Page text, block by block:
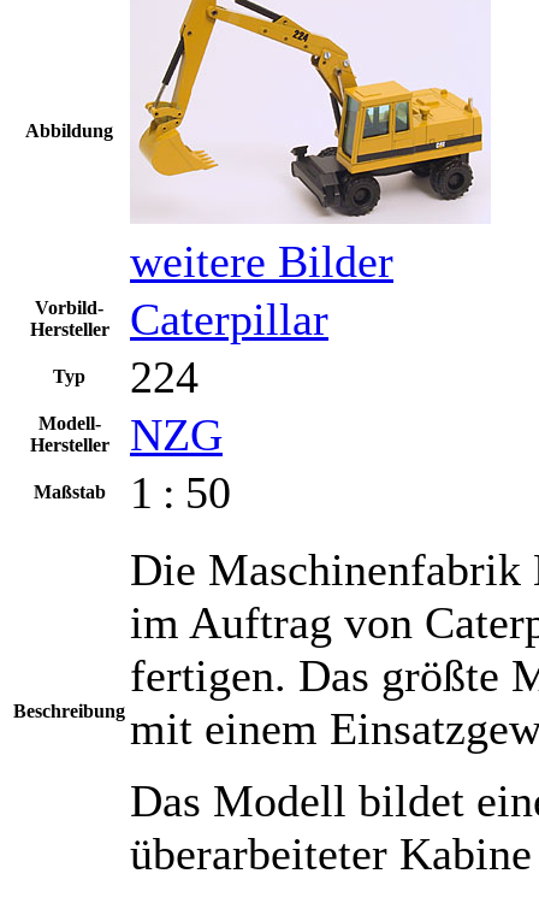
Abbildung
weitere Bilder
Vorbild-
Hersteller
Caterpillar
Typ 224
Modell-
Hersteller
NZG
Maßstab 1 : 50
Beschreibung
Die Maschinenfabrik
im Auftrag von
fertigen. Das größte
mit einem
Das Modell bildet
überarbeiteter